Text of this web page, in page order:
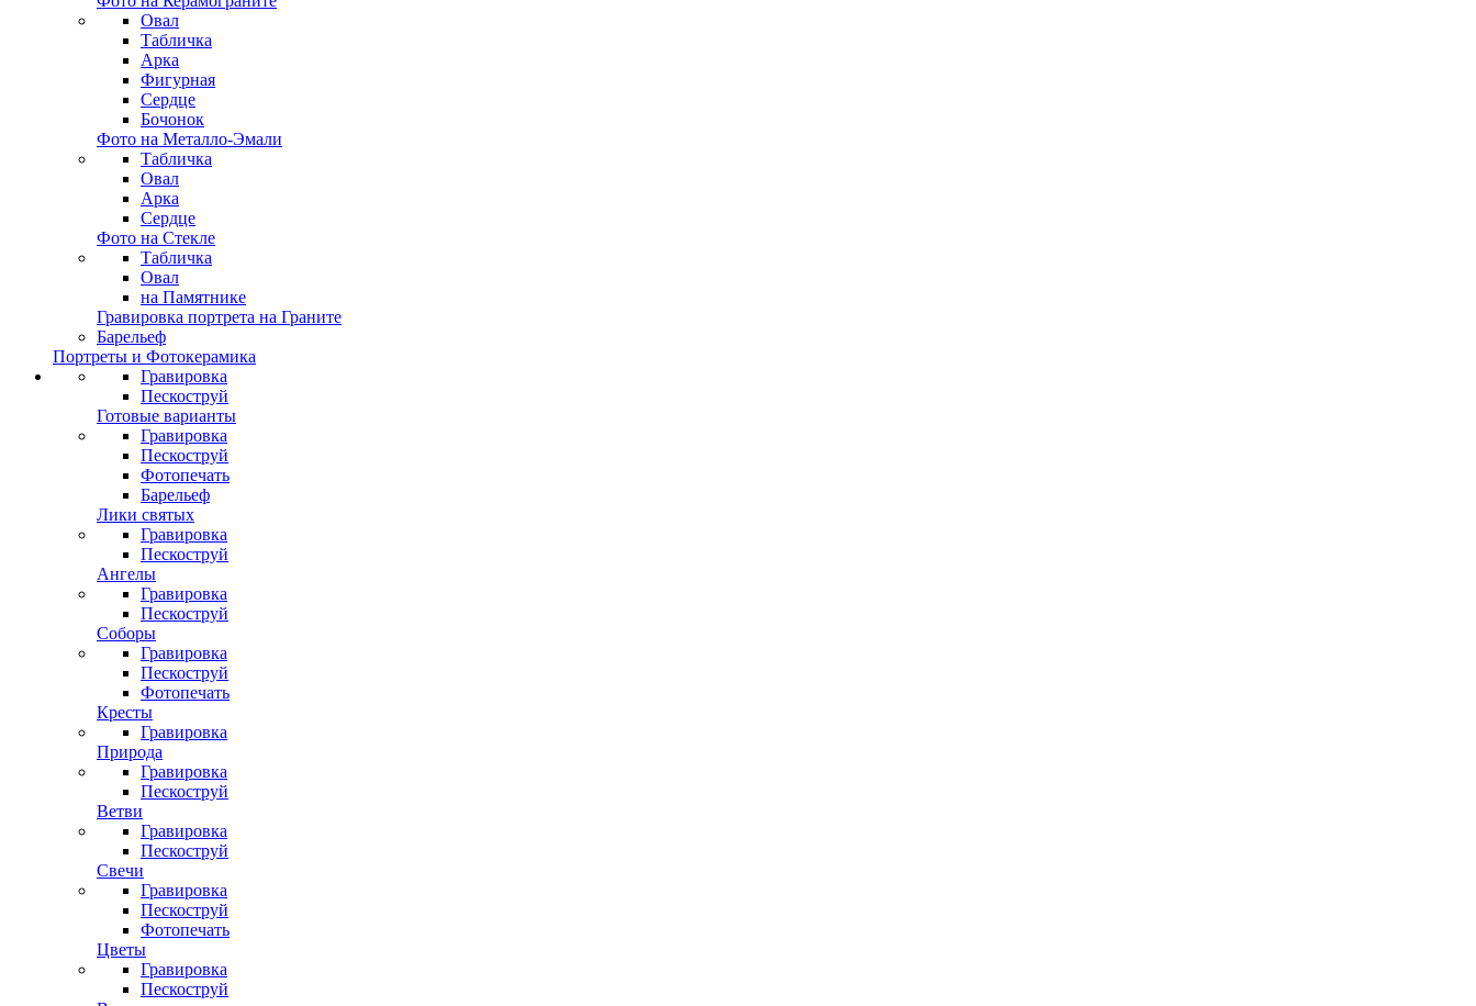
Овал
Табличка
Арка
Фигурная
Сердце
Бочонок
Фото на Металло-Эмали
Табличка
Овал
Арка
Сердце
Фото на Стекле
Табличка
Овал
на Памятнике
Гравировка портрета на Граните
Барельеф
Портреты и Фотокерамика
Гравировка
Пескоструй
Готовые варианты
Гравировка
Пескоструй
Фотопечать
Барельеф
Лики святых
Гравировка
Пескоструй
Ангелы
Гравировка
Пескоструй
Соборы
Гравировка
Пескоструй
Фотопечать
Кресты
Гравировка
Природа
Гравировка
Пескоструй
Ветви
Гравировка
Пескоструй
Свечи
Гравировка
Пескоструй
Фотопечать
Цветы
Гравировка
Пескоструй